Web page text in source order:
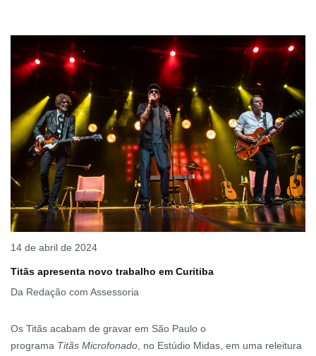
14 de abril de 2024
Titãs apresenta novo trabalho em Curitiba
Da Redação com Assessoria
Os Titãs acabam de gravar em São Paulo o
programa Titãs Microfonado , no Estúdio Midas, em uma releitura